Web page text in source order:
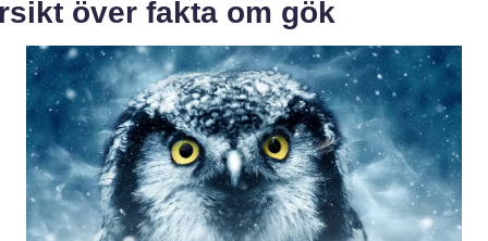
över fakta om gök